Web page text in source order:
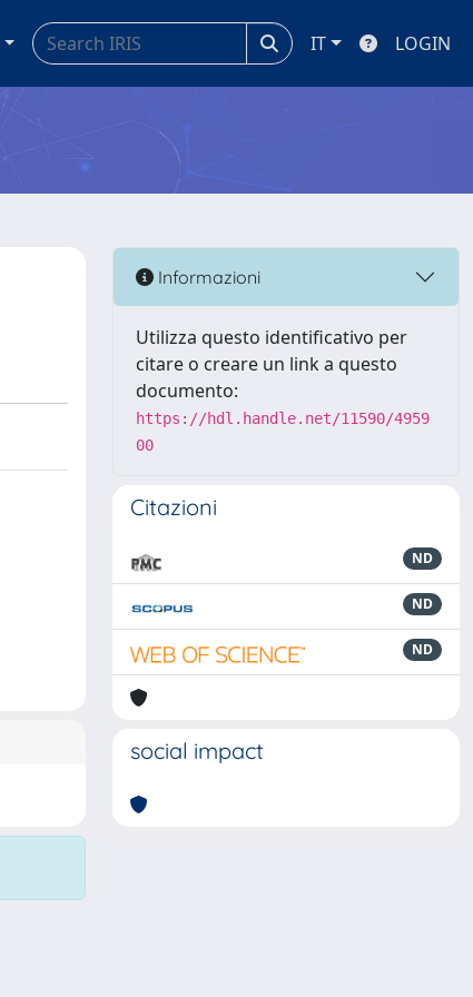
IT LOGIN
Informazioni
Utilizza questo identificativo per
citare o creare un link a questo
documento:
https://hdl.handle.net/11590/4959
00
Citazioni
ND
ND
ND
social impact